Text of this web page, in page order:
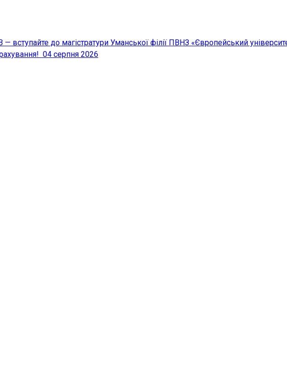
вступайте до магістратури Уманської філії ПВНЗ «Європейський
04 серпня 2026